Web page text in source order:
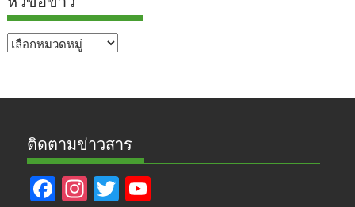
หัวข้อ
ติดตามข่าวสาร
F In T